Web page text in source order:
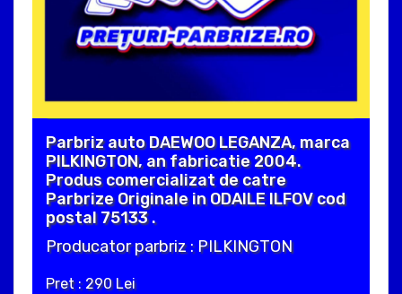
Parbriz auto DAEWOO LEGANZA, marca
PILKINGTON, an fabricatie 2004.
Produs comercializat de catre
Parbrize Originale in ODAILE ILFOV cod
postal 75133 .
Producator parbriz : PILKINGTON
Pret : 290 Lei